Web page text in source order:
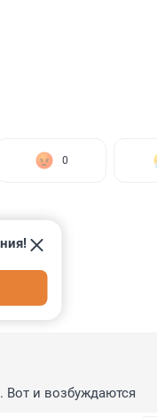
0
Вот и возбуждаются